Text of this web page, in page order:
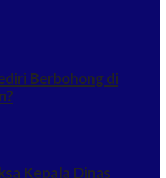
Berbohong di
Kepala Dinas